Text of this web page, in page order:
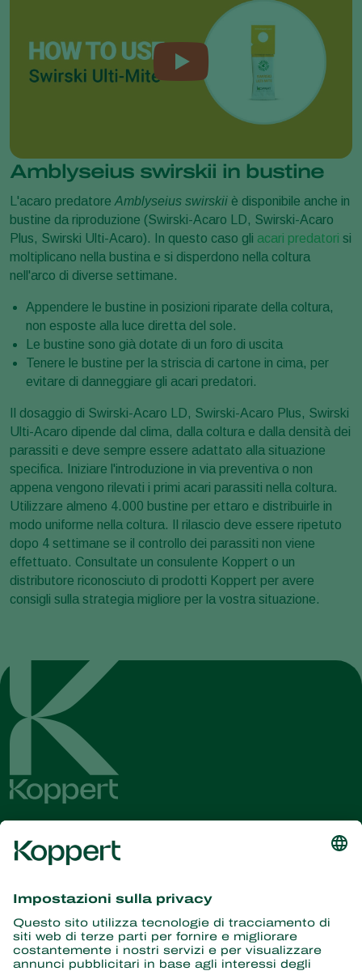
Amblyseius swirskii in bustine
L'acaro predatore Amblyseius swirskii è disponibile anche in
bustine da riproduzione (Swirski-Acaro LD, Swirski-Acaro
Plus, Swirski Ulti-Acaro). In questo caso gli acari predatori si
moltiplicano nella bustina e si disperdono nella coltura
nell'arco di diverse settimane.
Appendere le bustine in posizioni riparate della coltura,
non esposte alla luce diretta del sole.
Le bustine sono già dotate di un foro di uscita
Tenere le bustine per la striscia di cartone in cima, per
evitare di danneggiare gli acari predatori.
Il dosaggio di Swirski-Acaro LD, Swirski-Acaro Plus, Swirski
Ulti-Acaro dipende dal clima, dalla coltura e dalla densità dei
parassiti e deve sempre essere adattato alla situazione
specifica. Iniziare l'introduzione in via preventiva o non
appena vengono rilevati i primi acari parassiti nella coltura.
Utilizzare almeno 4.000 bustine per ettaro e distribuirle in
modo uniforme nella coltura. Il rilascio deve essere ripetuto
dopo 4 settimane se il controllo dei parassiti non viene
effettuato. Consultate un consulente Koppert o un
distributore riconosciuto di prodotti Koppert per avere
consigli sulla strategia migliore per la vostra situazione.
Ricevi le ultime novità e
informazioni
Iscriviti qui